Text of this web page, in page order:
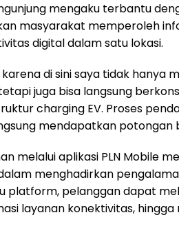
mengaku terbantu
masyarakat memperoleh
digital dalam satu lokasi.
di sini saya tidak hanya
juga bisa langsung
charging EV. Proses
mendapatkan potongan
melalui aplikasi PLN Mobile
menghadirkan
platform, pelanggan dapat
layanan konektivitas,